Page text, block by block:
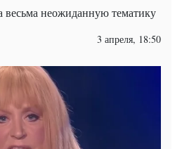
весьма неожиданную тематику
3 апреля, 18:50